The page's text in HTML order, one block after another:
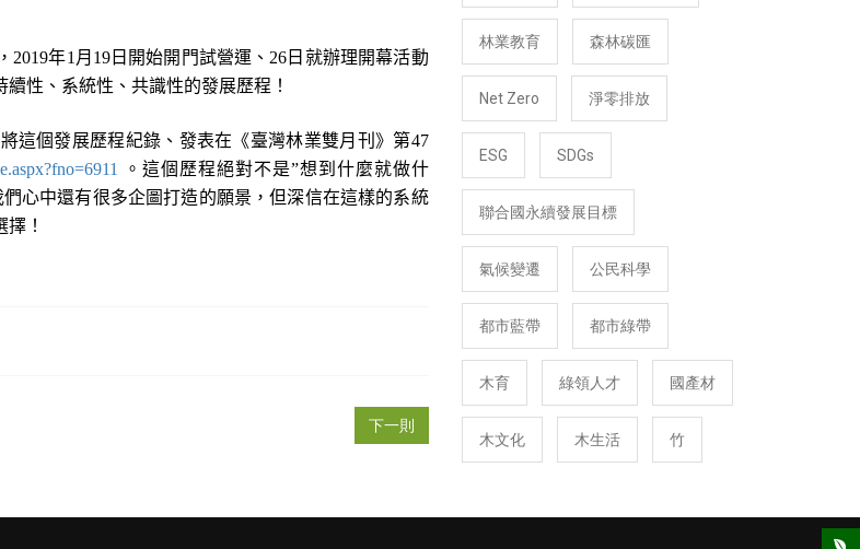
2019年1 月 19日開始開門試營運、 26 日就辦理開幕活動
性、系統性、共識性的發展歷程！
這個發展歷程紀錄、發表在《臺灣林業雙月刊》第47
。這個歷程絕對不是”想到什麼就做什
心中還有很多企圖打造的願景，但深信在這樣的系統
！
下一則
林業教育 森林碳匯
Net Zero 淨零排放
ESG SDGs
聯合國永續發展目標
氣候變遷 公民科學
都市藍帶 都市綠帶
木育 綠領人才 國產材
木文化 木生活 竹